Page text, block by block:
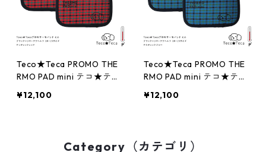
Teco★Teca PROMO THE
RMO PAD mini テコ★テカ
ブラックシリカ＋テラヘル
¥12,100
Teco★Teca PROMO THE
RMO PAD mini テコ★テカ
ブラックシリカ＋テラヘル
¥12,100
Category（カテゴリ）